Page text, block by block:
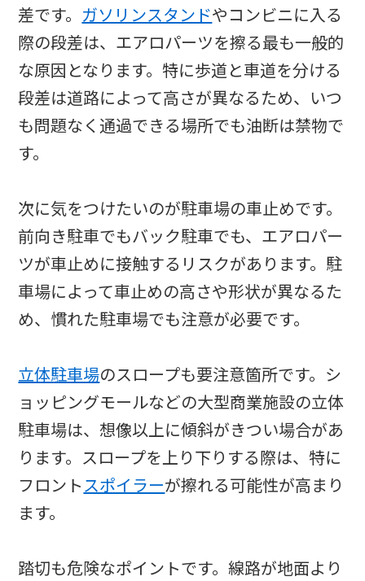
差です。 ガソリンスタンドやコンビニに入る
際の段差は、エアロパーツを擦る最も一般的
な原因となります。特に歩道と車道を分ける
段差は道路によって高さが異なるため、いつ
も問題なく通過できる場所でも油断は禁物で
す。
次に気をつけたいのが駐車場の車止めです。
前向き駐車でもバック駐車でも、エアロパー
ツが車止めに接触するリスクがあります。駐
車場によって車止めの高さや形状が異なるた
め、慣れた駐車場でも注意が必要です。
立体駐車場のスロープも要注意箇所です。シ
ョッピングモールなどの大型商業施設の立体
駐車場は、想像以上に傾斜がきつい場合があ
ります。スロープを上り下りする際は、特に
フロントスポイラーが擦れる可能性が高まり
ます。
踏切も危険なポイントです。線路が地面より